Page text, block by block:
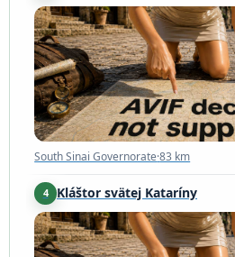
South Sinai Governorate·83 km
South Sinai Governorate·83 km
4 Kláštor svätej Kataríny
South Sinai Governorate·83 km